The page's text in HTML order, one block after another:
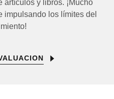
y libros. ¡Mucho
impulsando los límites del